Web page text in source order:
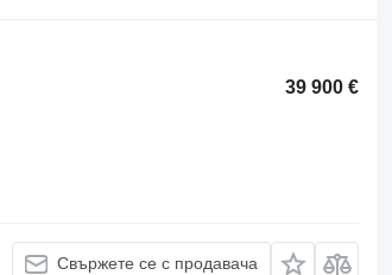
39 900 €
Свържете се с продавача